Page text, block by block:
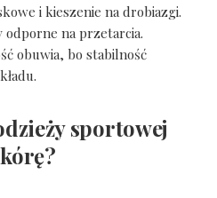
i kieszenie na drobiazgi.
odporne na przetarcia.
obuwia, bo stabilność
sportowej